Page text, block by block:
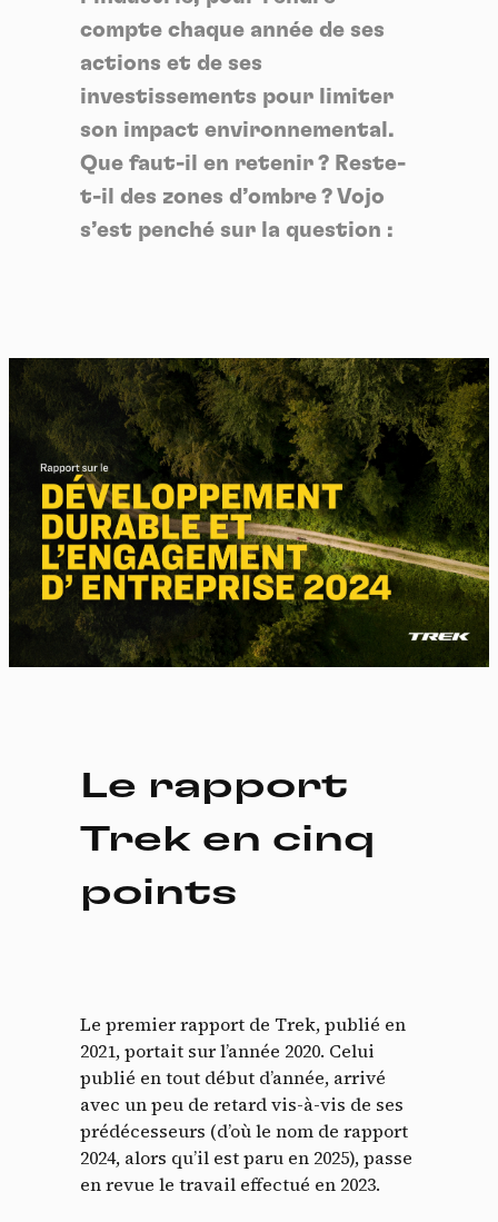
compte chaque année de ses
actions et de ses
investissements pour limiter
son impact environnemental.
Que faut-il en retenir ? Reste-
t-il des zones d’ombre ? Vojo
s’est penché sur la question :
Le rapport
Trek en cinq
points
Le premier rapport de Trek, publié en
2021, portait sur l’année 2020. Celui
publié en tout début d’année, arrivé
avec un peu de retard vis-à-vis de ses
prédécesseurs (d’où le nom de rapport
2024, alors qu’il est paru en 2025), passe
en revue le travail effectué en 2023.